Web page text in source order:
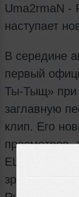
Uma2rmaN -
наступает
В середине
первый
Ты-Тыщ» при
заглавную
клип. Его
просмотров,
ELLO.
зрителей